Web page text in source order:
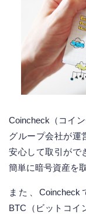
Coincheck（コイ
グループ会社が運
安心して取引がで
簡単に暗号資産を
また、
BTC（ビットコイ